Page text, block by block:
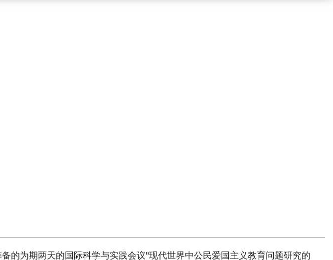
的为期两天的国际科学与实践会议"现代世界中公民爱国主义教育问题研究的